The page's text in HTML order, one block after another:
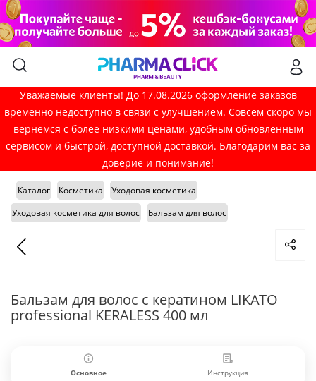
Уважаемые клиенты! До 17.08.2026 оформление заказов
временно недоступно в связи с улучшением. Совсем скоро мы
вернёмся с более низкими ценами, удобным обновлённым
сервисом и быстрой, доступной доставкой. Благодарим вас за
доверие и понимание!
Каталог Косметика
Уходовая косметика
Уходовая косметика для волос
Бальзам для волос
Бальзам для волос с кератином LIKATO
professional KERALESS 400 мл
Основное Инструкция